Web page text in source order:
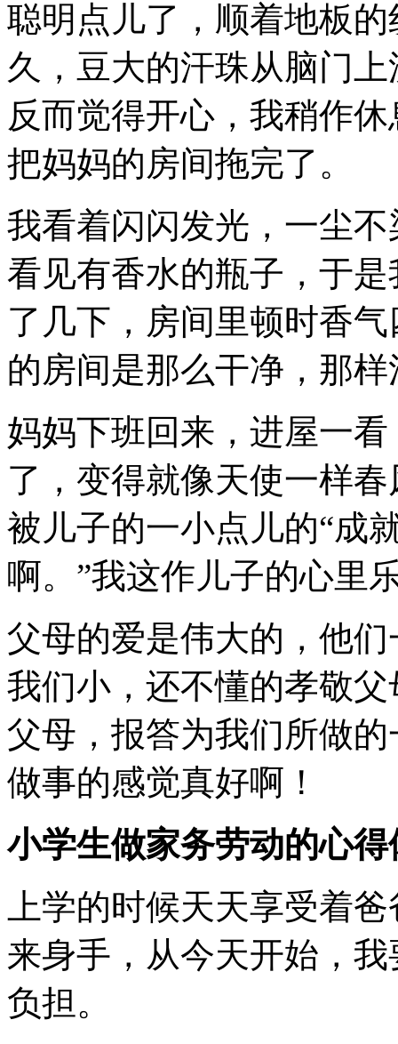
聪明点儿了，顺着地板
久，豆大的汗珠从脑门
反而觉得开心，我稍作
把妈妈的房间拖完了。
我看着闪闪发光，一尘
看见有香水的瓶子，于
了几下，房间里顿时香
的房间是那么干净，那
妈妈下班回来，进屋一
了，变得就像天使一样
被儿子的一小点儿的“成
啊。”我这作儿子的心里
父母的爱是伟大的，他
我们小，还不懂的孝敬
父母，报答为我们所做
做事的感觉真好啊！
小学生做家务劳动的心得
上学的时候天天享受着
来身手，从今天开始，
负担。